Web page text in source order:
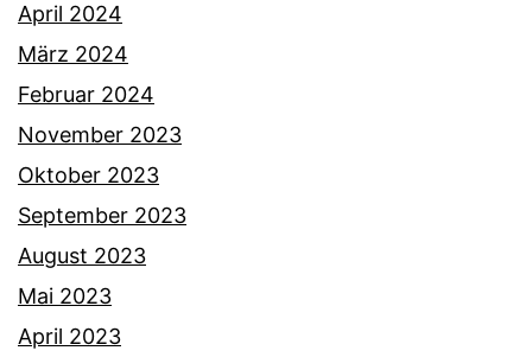
April 2024
März 2024
Februar 2024
November 2023
Oktober 2023
September 2023
August 2023
Mai 2023
April 2023